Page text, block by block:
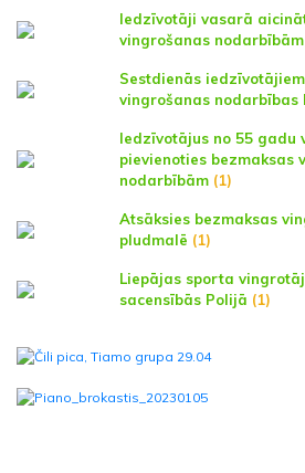
Iedzīvotāji vasarā
vingrošanas
Sestdienās
vingrošanas nodarbības
Iedzīvotājus no 55 gadu
pievienoties bezmaksas
nodarbībām (1)
Atsāksies bezmaksas
pludmalē (1)
Liepājas sporta
sacensībās Polijā (1)